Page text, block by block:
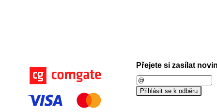
Přejete si zasílat